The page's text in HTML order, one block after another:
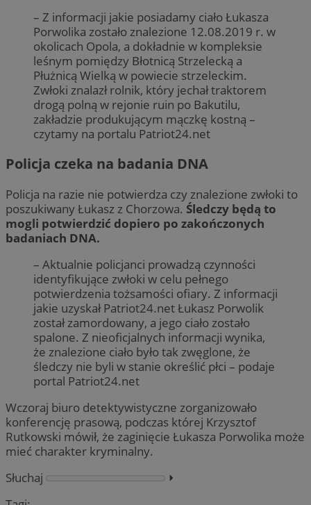
– Z informacji jakie posiadamy ciało Łukasza
Porwolika zostało znalezione 12.08.2019 r. w
okolicach Opola, a dokładnie w kompleksie
leśnym pomiędzy Błotnicą Strzelecką a
Płużnicą Wielką w powiecie strzeleckim.
Zwłoki znalazł rolnik, który jechał traktorem
drogą polną w rejonie ruin po Bakutilu,
zakładzie produkującym mączkę kostną –
czytamy na portalu Patriot24.net
Policja czeka na badania DNA
Policja na razie nie potwierdza czy znalezione zwłoki to
poszukiwany Łukasz z Chorzowa. Śledczy będą to
mogli potwierdzić dopiero po zakończonych
badaniach DNA.
– Aktualnie policjanci prowadzą czynności
identyfikujące zwłoki w celu pełnego
potwierdzenia tożsamości ofiary. Z informacji
jakie uzyskał Patriot24.net Łukasz Porwolik
został zamordowany, a jego ciało zostało
spalone. Z nieoficjalnych informacji wynika,
że znalezione ciało było tak zwęglone, że
śledczy nie byli w stanie określić płci – podaje
portal Patriot24.net
Wczoraj biuro detektywistyczne zorganizowało
konferencję prasową, podczas której Krzysztof
Rutkowski mówił, że zaginięcie Łukasza Porwolika może
mieć charakter kryminalny.
Słuchaj
⏵︎